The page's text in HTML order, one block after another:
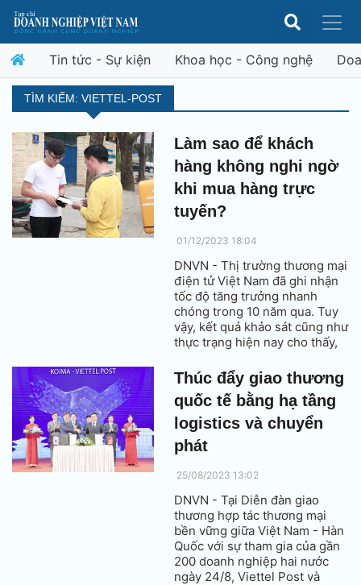
Tin tức - Sự kiện Khoa học - Công nghệ
TÌM KIẾM: VIETTEL-POST
Làm sao để khách
hàng không nghi ngờ
khi mua hàng trực
tuyến?
01/12/2023 18:04
DNVN - Thị trường thương mại
điện tử Việt Nam đã ghi nhận
tốc độ tăng trưởng nhanh
chóng trong 10 năm qua. Tuy
vậy, kết quả khảo sát cũng như
thực trạng hiện nay cho thấy,
thương mại điện tử đang có
nguy cơ bị giảm, khách hàng
dần mất niềm tin đặt mua hoặc
mua hàng trong sự nghi ngờ.
Thúc đẩy giao thương
quốc tế bằng hạ tầng
logistics và chuyển
phát
25/08/2023 13:02
DNVN - Tại Diễn đàn giao
thương hợp tác thương mại
bền vững giữa Việt Nam - Hàn
Quốc với sự tham gia của gần
200 doanh nghiệp hai nước
ngày 24/8, Viettel Post và